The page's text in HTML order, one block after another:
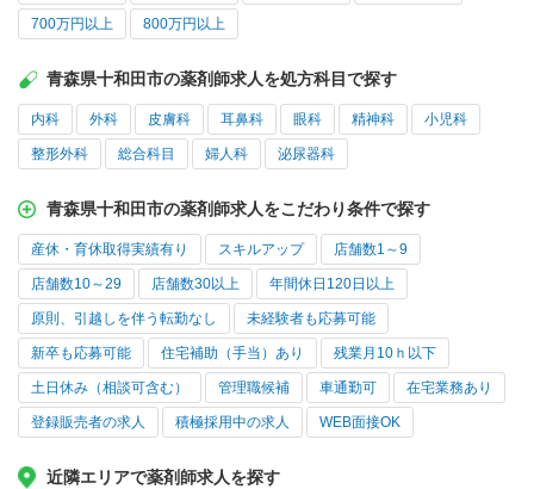
700万円以上 800万円以上
青森県十和田市の薬剤師求人を処方科目で探す
内科 外科 皮膚科 耳鼻科 眼科 精神科 小児科
整形外科 総合科目 婦人科 泌尿器科
青森県十和田市の薬剤師求人をこだわり条件で探す
産休・育休取得実績有り スキルアップ 店舗数1～9
店舗数10～29 店舗数30以上 年間休日120日以上
原則、引越しを伴う転勤なし 未経験者も応募可能
新卒も応募可能 住宅補助（手当）あり 残業月10ｈ以下
土日休み（相談可含む） 管理職候補 車通勤可 在宅業務あり
登録販売者の求人 積極採用中の求人 WEB面接OK
近隣エリアで薬剤師求人を探す